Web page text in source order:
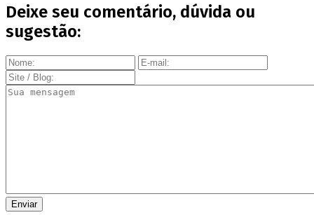
Deixe seu comentário, dúvida ou
sugestão: